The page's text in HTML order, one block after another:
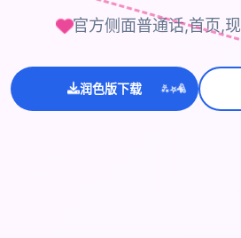
官方侧面普通话,首页,
润色版下载 ✨⭐💫